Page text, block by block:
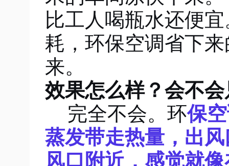
比工人喝瓶水还便
耗，环保空调省下
来。
效果怎么样？会不
完全不会。环保
蒸发带走热量，出
风口附近，感觉就